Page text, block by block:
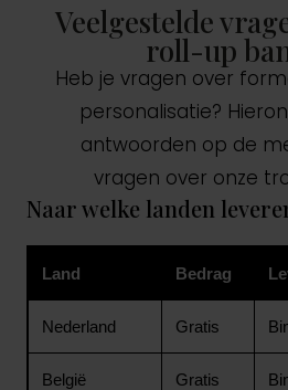
Veelgestelde
roll-up
Heb je vragen over
personalisatie?
antwoorden op de
vragen over onze
Naar welke landen
Land Bedrag
Nederland Gratis
België Gratis